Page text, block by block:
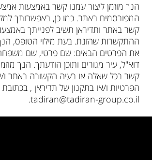
הנך מוזמן ליצור עמנו קשר באמצעות
המפורסמים באתר. כמו כן, באפשרותך
קשר באתר ותדיראן תשיב לפנייתך
ההתקשרות שהזנת. בעת מילוי הטופס,
את הפרטים הבאים: שם פרטי, שם
דוא"ל, עיר מגורים ותוכן הודעתך. הנך
קשר בכל שאלה או בעיה הקשורה באתר ו/
tadiran@tadiran-group.co.il.